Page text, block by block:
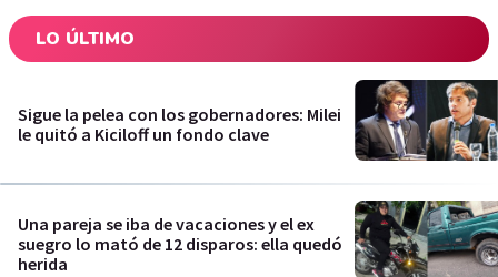
LO ÚLTIMO
Sigue la pelea con los gobernadores: Milei
le quitó a Kiciloff un fondo clave
Una pareja se iba de vacaciones y el ex
suegro lo mató de 12 disparos: ella quedó
herida